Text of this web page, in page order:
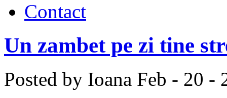
Contact
Un zambet pe zi tine
Posted by Ioana Feb - 20 -